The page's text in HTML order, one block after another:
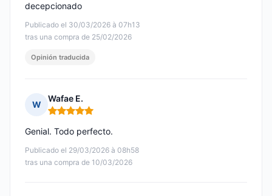
Publicado el 30/03/2026 à 07h13
tras una compra de 25/02/2026
decepcionado
Opinión traducida
W
Wafae E.
Nota: 5 de 5
Publicado el 29/03/2026 à 08h58
tras una compra de 10/03/2026
Genial. Todo perfecto.